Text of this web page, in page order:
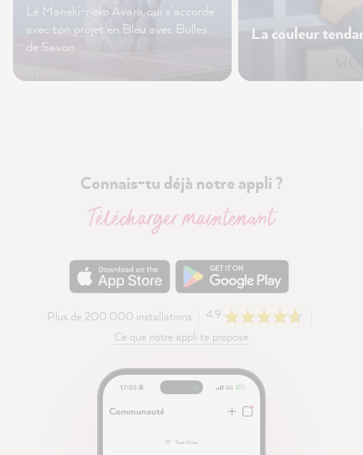
Le Maneki-neko Avara qui s'accorde
avec ton projet en Bleu avec Bulles
de Savon
La couleur
Connais-tu déjà notre appli ?
Télécharger maintenant
Plus de 200 000 installations
4.9
Ce que notre appli te propose